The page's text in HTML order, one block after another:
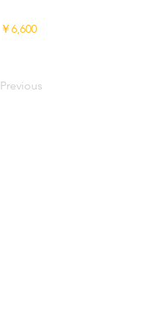
￥6,600
Previous